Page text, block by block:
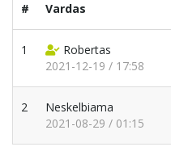
# Vardas
1
Robertas
2021-12-19 / 17:58
2
Neskelbiama
2021-08-29 / 01:15